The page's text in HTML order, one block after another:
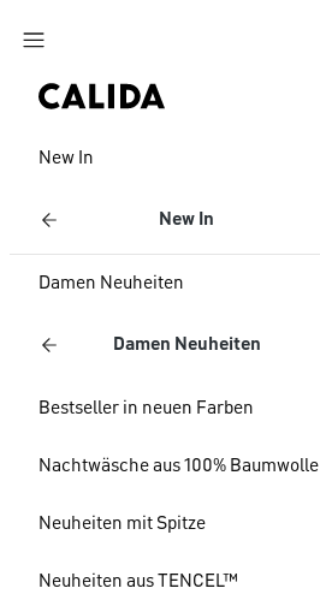
Zum Hauptinhalt springen
New In
New In
Damen Neuheiten
Damen Neuheiten
Bestseller in neuen Farben
Nachtwäsche aus 100% Baumwolle
Neuheiten mit Spitze
Neuheiten aus TENCEL™